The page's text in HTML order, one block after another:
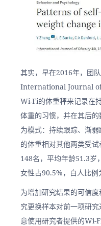
其实，早在2016年，团
International Journal of
Wi-Fi的体重秤来记录在
体重的习惯，并在其后
为模式：持续跟踪、渐
的体重相对其他两类受
148名，平均年龄51.3岁
女性占90.5%，白人比例
为增加研究结果的可信
究更换样本对前一项研
意使用研究者提供的Wi-